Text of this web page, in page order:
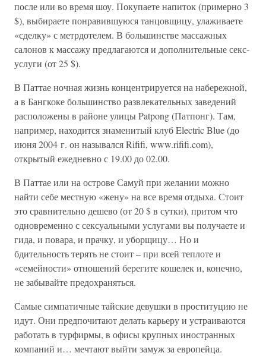
после или во время шоу. Покупаете напиток (примерно 3
$), выбираете понравившуюся танцовщицу, улаживаете
«сделку» с метрдотелем. В большинстве массажных
салонов к массажу предлагаются и дополнительные секс-
услуги (от 25 $).
В Паттае ночная жизнь концентрируется на набережной,
а в Бангкоке большинство развлекательных заведений
расположены в районе улицы Patpong (Патпонг). Там,
например, находится знаменитый клуб Electric Blue (до
июня 2004 г. он назывался Rififi, www.rififi.com),
открытый ежедневно с 19.00 до 02.00.
В Паттае или на острове Самуй при желании можно
найти себе местную «жену» на все время отдыха. Стоит
это сравнительно дешево (от 20 $ в сутки), притом что
одновременно с сексуальными услугами вы получаете и
гида, и повара, и прачку, и уборщицу… Но и
бдительность терять не стоит – при всей теплоте и
«семейности» отношений берегите кошелек и, конечно,
не забывайте предохраняться.
Самые симпатичные тайские девушки в проституцию не
идут. Они предпочитают делать карьеру и устраиваются
работать в турфирмы, в офисы крупных иностранных
компаний и… мечтают выйти замуж за европейца.